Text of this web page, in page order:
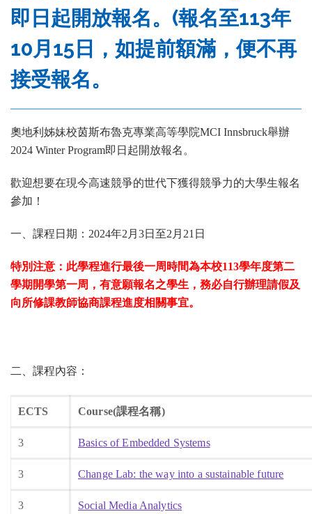
即日起開放報名。(報名至113年
10月15日，如提前額滿，便不再
接受報名。
奧地利姊妹校茵斯布魯克專業高等學院MCI Innsbruck舉辦
2024 Winter Program即日起開放報名。
歡迎想要在現今高速競爭的世代下獲得競爭力的大學生報名
參加！
一、課程日期：2024年2月3日至2月21日
特別注意： 此學程進行最後一周時間為本校113學年度第二
學期開學第一周， 有意願報名之學生， 務必自行辦理請假及
向所修課教師協商課程進度相關事宜。
二、課程內容：
ECTS Course(課程名稱)
3 Basics of Embedded Systems
3 Change Lab: the way into a sustainable future
3 Social Media Analytics